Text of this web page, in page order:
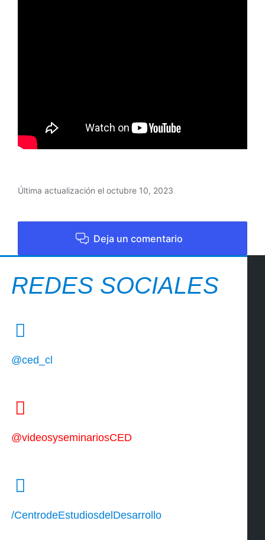
Última actualización el octubre 10, 2023
Deja un comentario
REDES SOCIALES
@ced_cl
@videosyseminariosCED
/CentrodeEstudiosdelDesarrollo